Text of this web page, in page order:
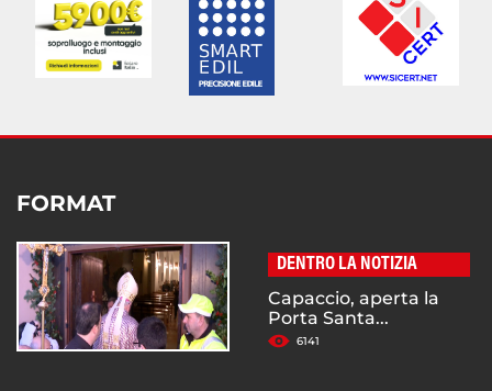
FORMAT
DENTRO LA NOTIZIA
Capaccio, aperta la
Porta Santa...
6141